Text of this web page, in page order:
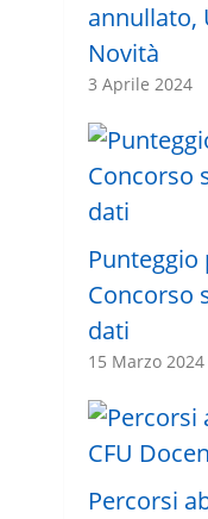
annullato,
Novità
3 Aprile 2024
Punteggio
Concorso
dati
15 Marzo 2024
Percorsi